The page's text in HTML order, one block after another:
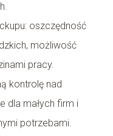
oszczędność
możliwość
pracy.
kontrolę nad
dla małych firm i
potrzebami.